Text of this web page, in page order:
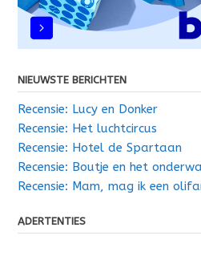
NIEUWSTE BERICHTEN
Recensie: Lucy en Donker
Recensie: Het luchtcircus
Recensie: Hotel de Spartaan
Recensie: Boutje en het
Recensie: Mam, mag ik een
ADERTENTIES